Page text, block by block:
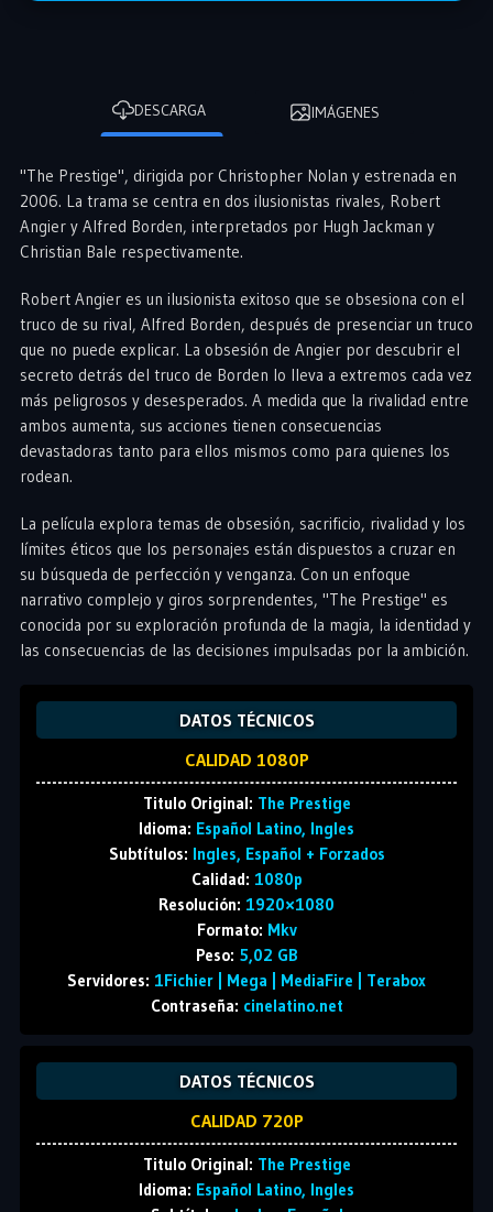
DESCARGA IMÁGENES
"The Prestige", dirigida por Christopher Nolan y estrenada en
2006. La trama se centra en dos ilusionistas rivales, Robert
Angier y Alfred Borden, interpretados por Hugh Jackman y
Christian Bale respectivamente.
Robert Angier es un ilusionista exitoso que se obsesiona con el
truco de su rival, Alfred Borden, después de presenciar un truco
que no puede explicar. La obsesión de Angier por descubrir el
secreto detrás del truco de Borden lo lleva a extremos cada vez
más peligrosos y desesperados. A medida que la rivalidad entre
ambos aumenta, sus acciones tienen consecuencias
devastadoras tanto para ellos mismos como para quienes los
rodean.
La película explora temas de obsesión, sacrificio, rivalidad y los
límites éticos que los personajes están dispuestos a cruzar en
su búsqueda de perfección y venganza. Con un enfoque
narrativo complejo y giros sorprendentes, "The Prestige" es
conocida por su exploración profunda de la magia, la identidad y
las consecuencias de las decisiones impulsadas por la ambición.
DATOS TÉCNICOS
CALIDAD 1080P
Titulo Original: The Prestige
Idioma: Español Latino, Ingles
Subtítulos: Ingles, Español + Forzados
Calidad: 1080p
Resolución: 1920×1080
Formato: Mkv
Peso: 5,02 GB
Servidores: 1Fichier | Mega | MediaFire | Terabox
Contraseña: cinelatino.net
DATOS TÉCNICOS
CALIDAD 720P
Titulo Original: The Prestige
Idioma: Español Latino, Ingles